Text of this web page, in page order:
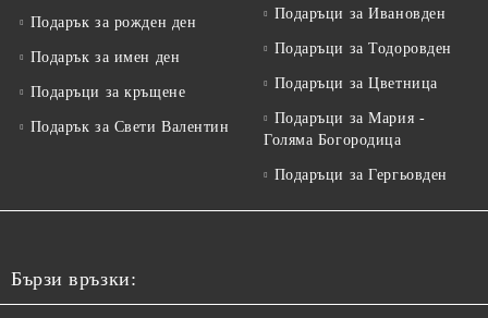
Подарък за рожден ден
Подарък за имен ден
Подаръци за кръщене
Подарък за Свети Валентин
Подаръци за Ивановден
Подаръци за Тодоровден
Подаръци за Цветница
Подаръци за Мария -
Голяма Богородица
Подаръци за Гергьовден
Бързи връзки: